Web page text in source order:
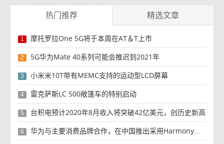
热门推荐 精选文章
1 摩托罗拉One 5G将于本周在AT＆T上市
2 5G华为Mate 40系列可能会推迟到2021年
3 小米米10T带有MEMC支持的运动型LCD屏幕
4 雷克萨斯LC 500敞篷车的特别启动
5 台积电预计2020年8月收入将突破42亿美元，创历史新高
6 华为与主要消费品牌合作，在中国推出采用HarmonyOS 2.0的智能家居产品